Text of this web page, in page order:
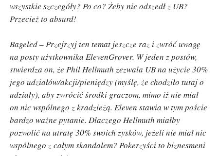
wszystkie szczegóły? Po co? Żeby nie odszedł z UB?
Przecież to absurd!
Bageled – Przejrzyj ten temat jeszcze raz i zwróć uwagę
na posty użytkownika ElevenGrover. W jeden z postów,
stwierdza on, że Phil Hellmuth zezwala UB na użycie 30%
jego udziałów/akcji/pieniędzy (myślę, że chodziło tutaj o
udziały), aby zwrócić środki graczom, mimo iż nie miał
on nic wspólnego z kradzieżą. Eleven stawia w tym poście
bardzo ważne pytanie. Dlaczego Hellmuth miałby
pozwolić na utratę 30% swoich zysków, jeżeli nie miał nic
wspólnego z całym skandalem? Pokerzyści to biznesmeni